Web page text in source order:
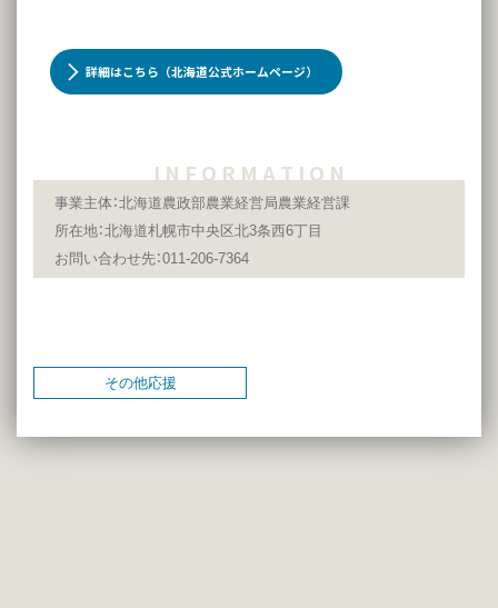
詳細はこちら（北海道公式ホームページ）
I N F O R M A T I O N
事業主体：北海道農政部農業経営局農業経営課
所在地：北海道札幌市中央区北3条西6丁目
お問い合わせ先：011-206-7364
その他応援